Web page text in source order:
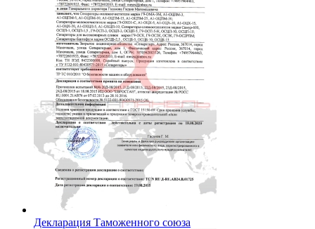
Декларация Таможенного союза